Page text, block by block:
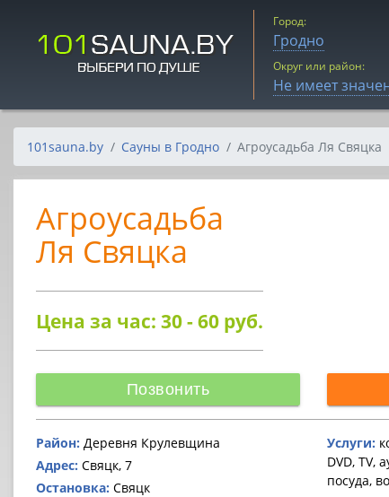
Город:
Гродно
Округ или район:
Не имеет
101sauna.by Сауны в Гродно Агроусадьба Ля Свяцка
Агроусадьба
Ля Свяцка
Цена за час: 30 - 60 руб.
Позвонить
Район: Деревня Крулевщина
Адрес: Свяцк, 7
Остановка: Свяцк
Услуги:
DVD, TV,
посуда,